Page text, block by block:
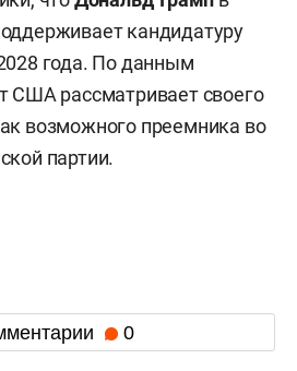
кандидатуру
года. По данным
США рассматривает своего
возможного преемника во
партии.
0